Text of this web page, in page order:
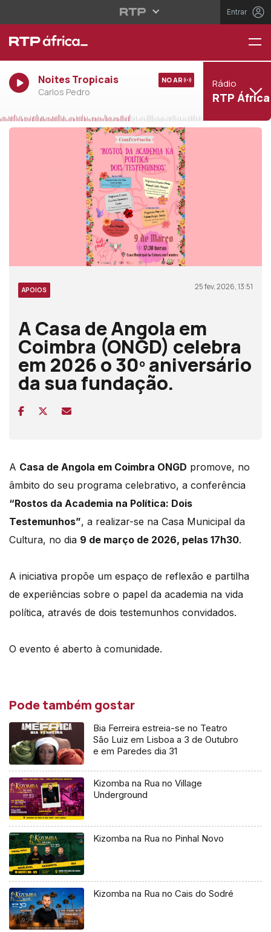
Entrar
Noites Tropicais
Carlos Pedro
NO AR Rádio
RTP África
APOIOS 25 fev, 2026, 13:51
A Casa de Angola em
Coimbra (ONGD) celebra
em 2026 o 30º aniversário
da sua fundação.
A Casa de Angola em Coimbra ONGD promove, no
âmbito do seu programa celebrativo, a conferência
“Rostos da Academia na Política: Dois
Testemunhos”, a realizar-se na Casa Municipal da
Cultura, no dia 9 de março de 2026, pelas 17h30.
A iniciativa propõe um espaço de reflexão e partilha
de experiências sobre o papel da academia na vida
política, através de dois testemunhos convidados.
O evento é aberto à comunidade.
Pode também gostar
Bia Ferreira estreia-se no Teatro
São Luiz em Lisboa a 3 de Outubro
e em Paredes dia 31
Kizomba na Rua no Village
Underground
Kizomba na Rua no Pinhal Novo
Kizomba na Rua no Cais do Sodré